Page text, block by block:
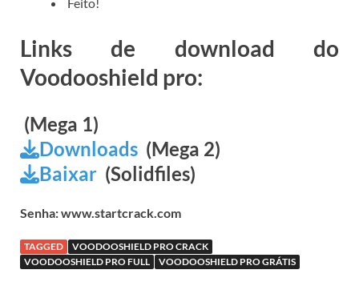
Feito!
Links de download do
Voodooshield pro:
(Mega 1)
Downloads (Mega 2)
Baixar (Solidfiles)
Senha: www.startcrack.com
TAGGED
VOODOOSHIELD PRO CRACK
VOODOOSHIELD PRO FULL
VOODOOSHIELD PRO GRÁTIS